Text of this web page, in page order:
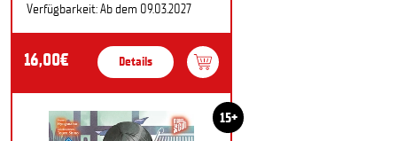
Verfügbarkeit: Ab dem 09.03.2027
16,00€ Details
15+